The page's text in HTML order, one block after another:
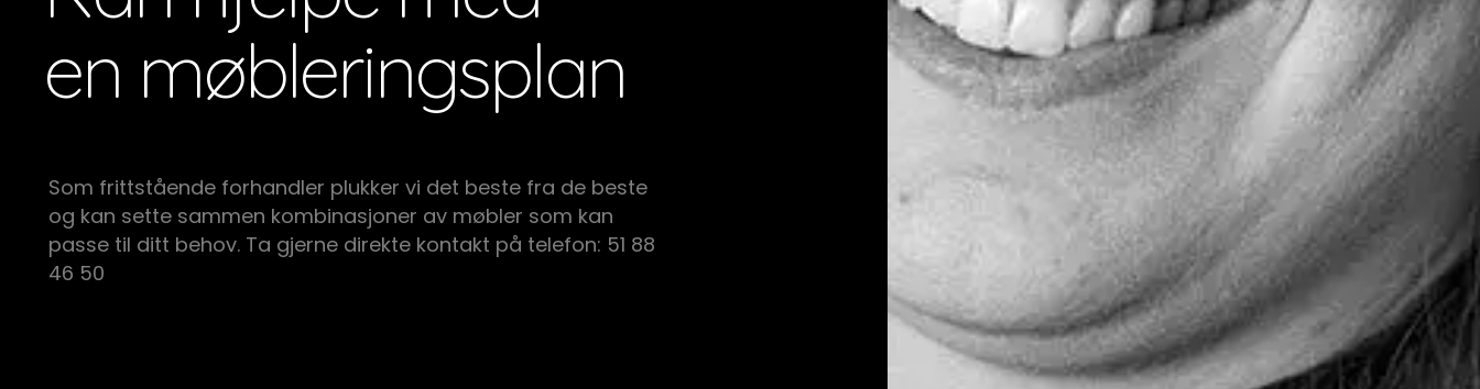
en møbleringsplan
Som frittstående forhandler plukker vi det beste fra de beste
og kan sette sammen kombinasjoner av møbler som kan
passe til ditt behov. Ta gjerne direkte kontakt på telefon: 51 88
46 50